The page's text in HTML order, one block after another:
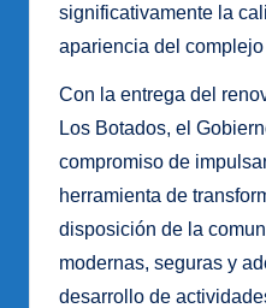
significativamente la
apariencia del
Con la entrega del
Los Botados, el
compromiso de
herramienta de
disposición de la
modernas, seguras y
desarrollo de